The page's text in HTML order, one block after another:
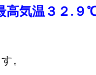
高気温３２.９
。